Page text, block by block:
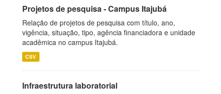
Projetos de pesquisa - Campus Itajubá
Relação de projetos de pesquisa com título, ano,
vigência, situação, tipo, agência financiadora e unidade
acadêmica no campus Itajubá.
CSV
Infraestrutura laboratorial